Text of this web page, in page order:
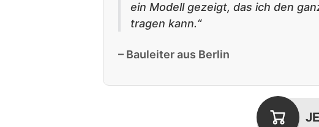
ein Modell gezeigt, das ich den
tragen kann.“
– Bauleiter aus Berlin